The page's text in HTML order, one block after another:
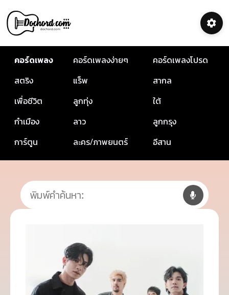
คอร์ดเพลง คอร์ดเพลงง่ายๆ
คอร์ดเพลงโปรด
สตริง
แร็พ
สากล
เพื่อชีวิต
ลูกทุ่ง
ใต้
กำเมือง
ลาว
ลูกกรุง
การ์ตูน
ละคร/ภาพยนตร์ อีสาน